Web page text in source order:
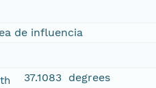
de influencia
37.1083 degrees